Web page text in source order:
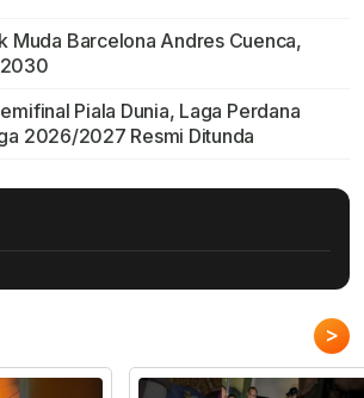
Muda Barcelona Andres Cuenca,
Piala Dunia, Laga Perdana
2026/2027 Resmi Ditunda
>